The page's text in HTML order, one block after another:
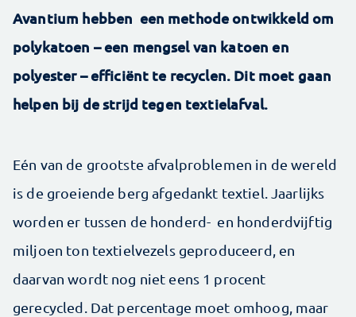
Avantium hebben een methode ontwikkeld om
polykatoen – een mengsel van katoen en
polyester – efficiënt te recyclen. Dit moet gaan
helpen bij de strijd tegen textielafval.
Eén van de grootste afvalproblemen in de wereld
is de groeiende berg afgedankt textiel. Jaarlijks
worden er tussen de honderd- en honderdvijftig
miljoen ton textielvezels geproduceerd, en
daarvan wordt nog niet eens 1 procent
gerecycled. Dat percentage moet omhoog, maar